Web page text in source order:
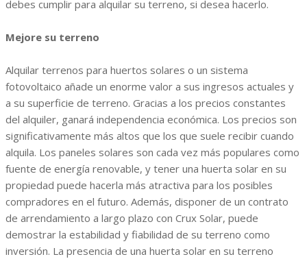
debes cumplir para alquilar su terreno, si desea hacerlo.
Mejore su terreno
Alquilar terrenos para huertos solares o un sistema
fotovoltaico añade un enorme valor a sus ingresos actuales y
a su superficie de terreno. Gracias a los precios constantes
del alquiler, ganará independencia económica. Los precios son
significativamente más altos que los que suele recibir cuando
alquila. Los paneles solares son cada vez más populares como
fuente de energía renovable, y tener una huerta solar en su
propiedad puede hacerla más atractiva para los posibles
compradores en el futuro. Además, disponer de un contrato
de arrendamiento a largo plazo con Crux Solar, puede
demostrar la estabilidad y fiabilidad de su terreno como
inversión. La presencia de una huerta solar en su terreno